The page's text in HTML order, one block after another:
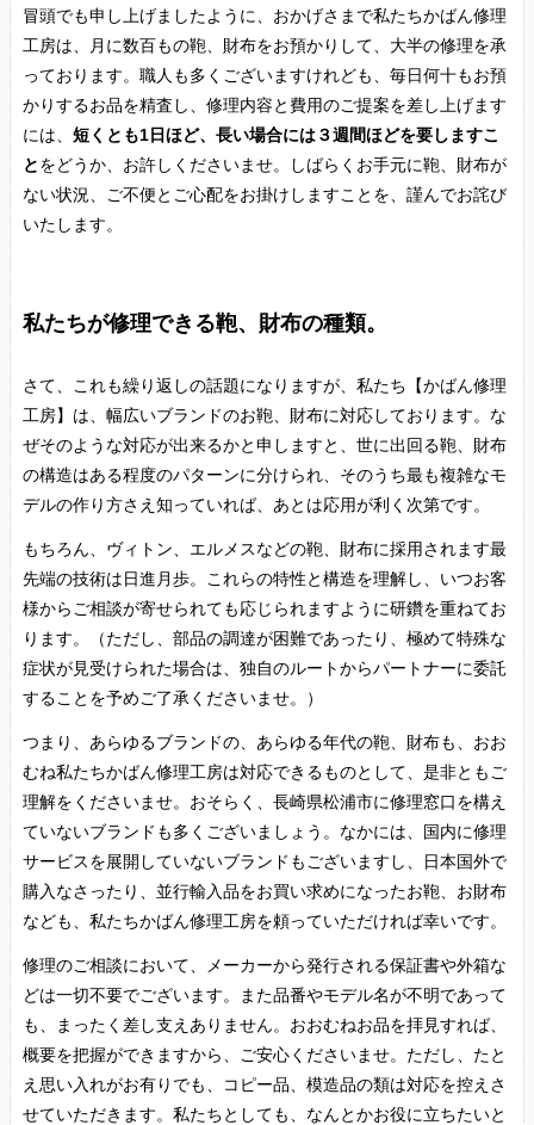
冒頭でも申し上げましたように、おかげさまで私たちかばん修理
工房は、月に数百もの鞄、財布をお預かりして、大半の修理を承
っております。職人も多くございますけれども、毎日何十もお預
かりするお品を精査し、修理内容と費用のご提案を差し上げます
には、 短くとも1日ほど、長い場合には３週間ほどを要しますこ
とをどうか、お許しくださいませ。しばらくお手元に鞄、財布が
ない状況、ご不便とご心配をお掛けしますことを、謹んでお詫び
いたします。
私たちが修理できる鞄、財布の種類。
さて、これも繰り返しの話題になりますが、私たち【かばん修理
工房】は、幅広いブランドのお鞄、財布に対応しております。な
ぜそのような対応が出来るかと申しますと、世に出回る鞄、財布
の構造はある程度のパターンに分けられ、そのうち最も複雑なモ
デルの作り方さえ知っていれば、あとは応用が利く次第です。
もちろん、ヴィトン、エルメスなどの鞄、財布に採用されます最
先端の技術は日進月歩。これらの特性と構造を理解し、いつお客
様からご相談が寄せられても応じられますように研鑽を重ねてお
ります。（ただし、部品の調達が困難であったり、極めて特殊な
症状が見受けられた場合は、独自のルートからパートナーに委託
することを予めご了承くださいませ。）
つまり、あらゆるブランドの、あらゆる年代の鞄、財布も、おお
むね私たちかばん修理工房は対応できるものとして、是非ともご
理解をくださいませ。おそらく、長崎県松浦市に修理窓口を構え
ていないブランドも多くございましょう。なかには、国内に修理
サービスを展開していないブランドもございますし、日本国外で
購入なさったり、並行輸入品をお買い求めになったお鞄、お財布
なども、私たちかばん修理工房を頼っていただければ幸いです。
修理のご相談において、メーカーから発行される保証書や外箱な
どは一切不要でございます。また品番やモデル名が不明であって
も、まったく差し支えありません。おおむねお品を拝見すれば、
概要を把握ができますから、ご安心くださいませ。ただし、たと
え思い入れがお有りでも、コピー品、模造品の類は対応を控えさ
せていただきます。私たちとしても、なんとかお役に立ちたいと